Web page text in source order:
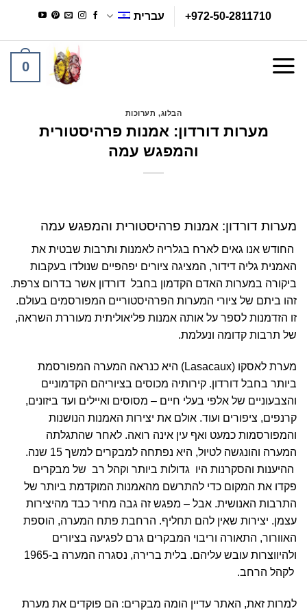
content
+972-50-2811710 עברית
0
הבלוג, תערוכות
מערות דורדון: אמנות פרהיסטורית
והמפגש עמה
מערות דורדון: אמנות פרהיסטורית והמפגש עמה
החודש אנו גאים לארח בגלריה לאמנות ותרבות שבטית את
האמנית גליה דידור, המציגה ציורים יפהפיים שנולדו בעקבות
ביקורה במערות האדם הקדמון בחבל דורדון אשר בדרום צרפת.
זהו ביתם של ציורי המערות הפרהיסטוריים המפורסמים בעולם.
זו הזדמנות לספר על אותה אמנות פליאוליתית מעוררת השראה,
של תרבות קדומה ונעלמת.
מערת לאסקו (Lasacaux
) היא כנראה המערה המפורסמת
ביותר בחבל דורדון. קירותיה מכוסים בציוריהם הקדמוניים
והצבעוניים של אלפי בעלי חיים – מסוסים ואיילים ועד ביזונים,
קרנפים, ציפורים ועוד. אולם את יצירות האמנות הנושנות
והמפורסמות כמעט ואף עין אינה רואה. לאחר שהתגלתה
המערה והונגשה לטיול, היא נפתחה למבקרים למשך 15 שנה.
ההיענות והסקרנות היו גדולות ביותר וקהל רב של מבקרים
פקדו את המקום כדי להתרשם מהאמנות המוקדמת ביותר של
התרבות האנושית. אבל – מפגש זה גבה מחיר כבד מהיצירות
עצמן. יצירות שאין להם תחליף. הרחבת פתח המערה, הוספת
האוורור, התאורה וריבוי המבקרים גרם לפגיעה בציורים
ולהיווצרות עובש עליהם. בלית ברירה, נסגרה המערה ב-1965
לקהל הרחב.
למרות זאת, האתר עדיין הומה מבקרים: הם פוקדים את מערת